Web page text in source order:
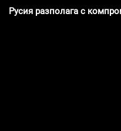
Русия разполага с